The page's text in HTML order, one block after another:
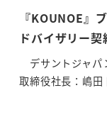
『KOUNOE』
ドバイザリー
デサントジャパ
取締役社長：嶋